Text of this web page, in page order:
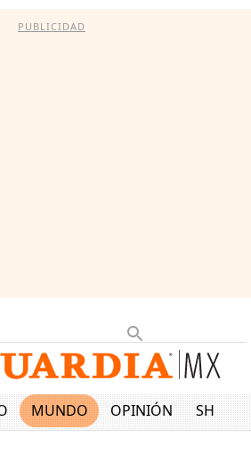
PUBLICIDAD
MUNDO OPINIÓN SHOW